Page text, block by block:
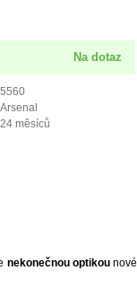
Na dotaz
5560
Arsenal
24 měsíců
nekonečnou optikounové